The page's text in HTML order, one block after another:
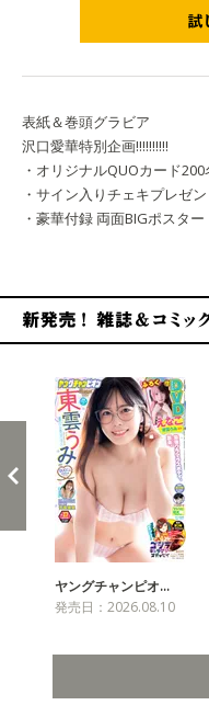
表紙＆巻頭グラビア
沢口愛華特別企画!!!!!!!!!!
・オリジナルQUOカード
・サイン入りチェキプレゼン
・豪華付録 両面BIGポスター
ヤングチャンピオ…
発売日：2026.08.10